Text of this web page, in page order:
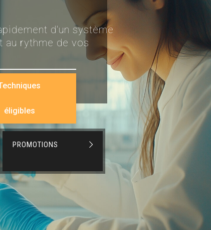
PROMOTIONS
d'un système
au rythme de vos
éligibles